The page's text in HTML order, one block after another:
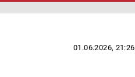
01.06.2026, 21:26